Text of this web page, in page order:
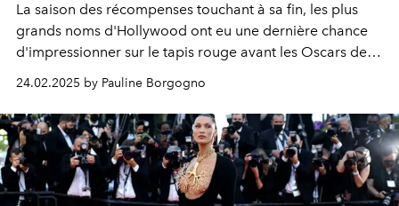
La saison des récompenses touchant à sa fin, les plus
grands noms d'Hollywood ont eu une dernière chance
d'impressionner sur le tapis rouge avant les Oscars de
24.02.2025 by Pauline Borgogno